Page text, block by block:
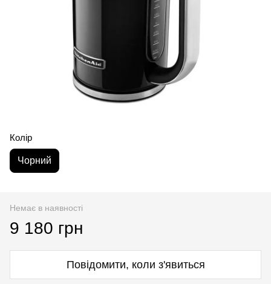
Колір
Чорний
Немає в наявності
9 180 грн
Повідомити, коли з'явиться